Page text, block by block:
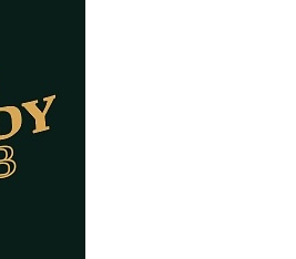
esdeveniment